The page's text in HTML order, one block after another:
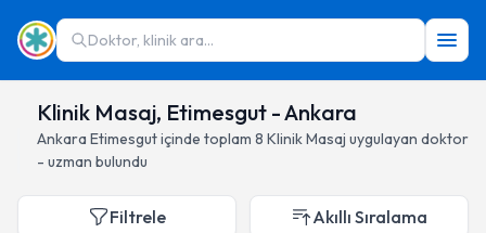
Doktor, klinik ara...
Klinik Masaj, Etimesgut - Ankara
Ankara Etimesgutiçinde toplam 8 Klinik Masaj uygulayan doktor
- uzman bulundu
Filtrele Akıllı Sıralama